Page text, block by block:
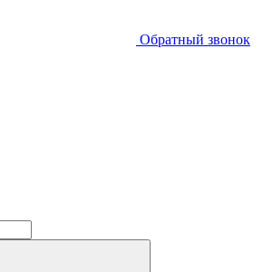
Обратный звонок